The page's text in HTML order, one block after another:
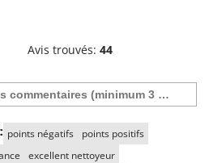
Avis trouvés: 44
points négatifs
points positifs
excellent nettoyeur